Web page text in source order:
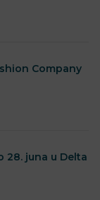
Company
28. juna u Delta